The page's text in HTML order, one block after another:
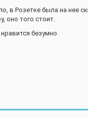
в Розетке была на нее
оно того стоит.
безумно